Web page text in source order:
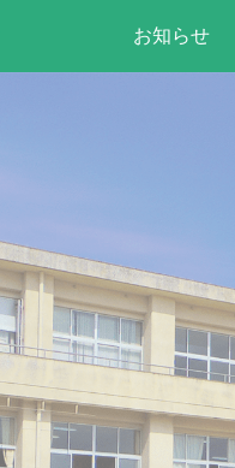
お知らせ